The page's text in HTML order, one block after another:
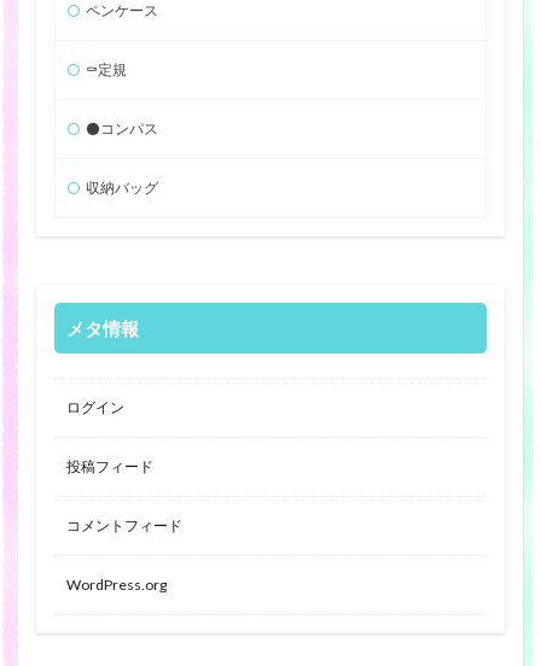
ペンケース
⚰️定規
⚫️コンパス
収納バッグ
メタ情報
ログイン
投稿フィード
コメントフィード
WordPress.org